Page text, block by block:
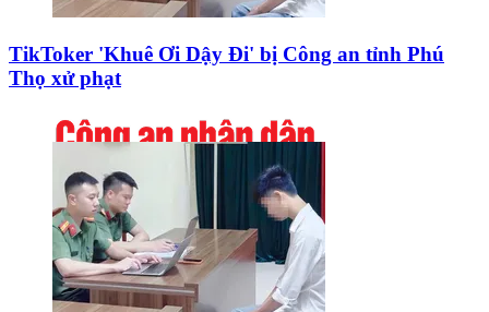
TikToker 'Khuê Ơi Dậy Đi' bị Công an tỉnh Phú
Thọ xử phạt